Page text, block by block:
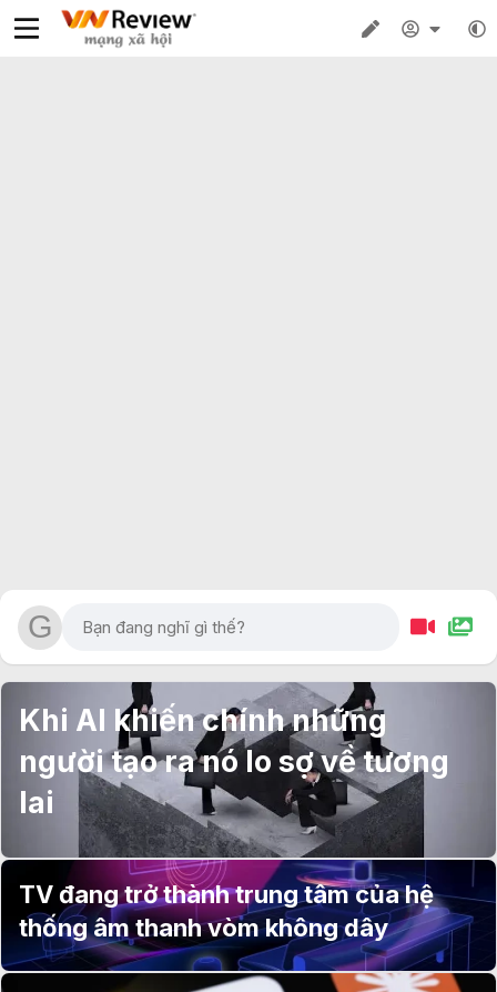
Khi AI khiến chính những
người tạo ra nó lo sợ về tương
lai
TV đang trở thành trung tâm của hệ
thống âm thanh vòm không dây